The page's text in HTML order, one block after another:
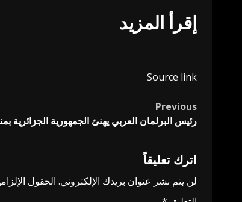
إقرأ المزيد
Source link
Post
navigation
Previous
رئيس البرلمان العربي يهنئ الجمهورية الجزائرية
اترك تعليقاً
لن يتم نشر عنوان بريدك الإلكتروني. الحقول